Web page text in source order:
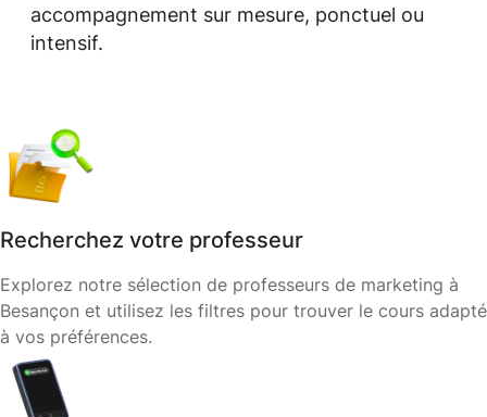
accompagnement sur mesure, ponctuel ou
intensif.
Recherchez votre professeur
Explorez notre sélection de professeurs de marketing à
Besançon et utilisez les filtres pour trouver le cours adapté
à vos préférences.